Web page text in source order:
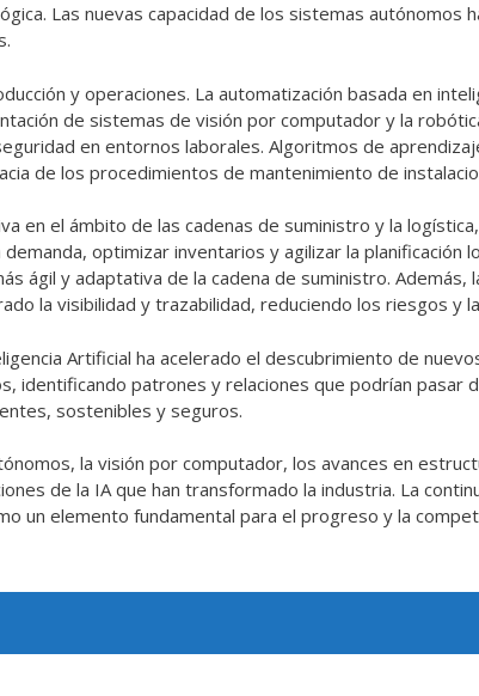
Las nuevas capacidad de los sistemas
y operaciones. La automatización basada en
de sistemas de visión por computador y la
en entornos laborales. Algoritmos de
de los procedimientos de mantenimiento de
en el ámbito de las cadenas de suministro y la
optimizar inventarios y agilizar la
ágil y adaptativa de la cadena de suministro.
la visibilidad y trazabilidad, reduciendo los riesgos y
Artificial ha acelerado el descubrimiento de
identificando patrones y relaciones que podrían pasar
sostenibles y seguros.
la visión por computador, los avances en
de la IA que han transformado la industria. La
un elemento fundamental para el progreso y la